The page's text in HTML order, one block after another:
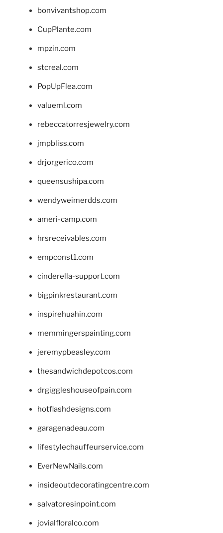
bonvivantshop.com
CupPlante.com
mpzin.com
stcreal.com
PopUpFlea.com
valueml.com
rebeccatorresjewelry.com
jmpbliss.com
drjorgerico.com
queensushipa.com
wendyweimerdds.com
ameri-camp.com
hrsreceivables.com
empconst1.com
cinderella-support.com
bigpinkrestaurant.com
inspirehuahin.com
memmingerspainting.com
jeremypbeasley.com
thesandwichdepotcos.com
drgiggleshouseofpain.com
hotflashdesigns.com
garagenadeau.com
lifestylechauffeurservice.com
EverNewNails.com
insideoutdecoratingcentre.com
salvatoresinpoint.com
jovialfloralco.com